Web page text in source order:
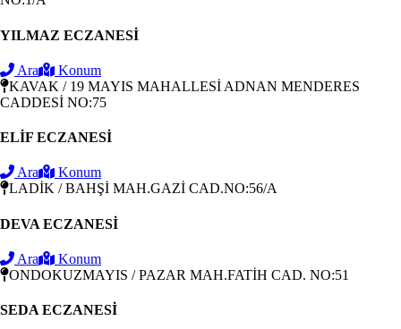
YILMAZ ECZANESİ
Ara
Konum
KAVAK / 19 MAYIS MAHALLESİ ADNAN MENDERES
CADDESİ NO:75
ELİF ECZANESİ
Ara
Konum
LADİK / BAHŞİ MAH.GAZİ CAD.NO:56/A
DEVA ECZANESİ
Ara
Konum
ONDOKUZMAYIS / PAZAR MAH.FATİH CAD. NO:51
SEDA ECZANESİ